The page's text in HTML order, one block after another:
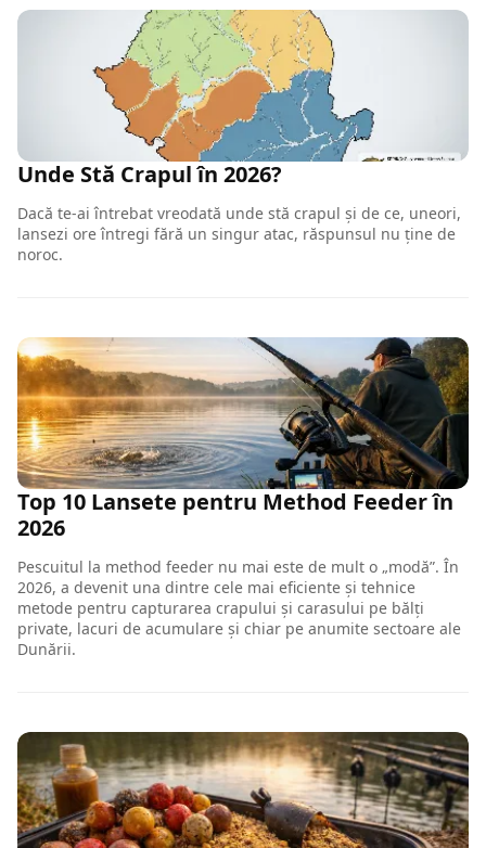
Unde Stă Crapul în 2026?
Dacă te-ai întrebat vreodată unde stă crapul și de ce, uneori,
lansezi ore întregi fără un singur atac, răspunsul nu ține de
noroc.
Top 10 Lansete pentru Method Feeder în
2026
Pescuitul la method feeder nu mai este de mult o „modă”. În
2026, a devenit una dintre cele mai eficiente și tehnice
metode pentru capturarea crapului și carasului pe bălți
private, lacuri de acumulare și chiar pe anumite sectoare ale
Dunării.